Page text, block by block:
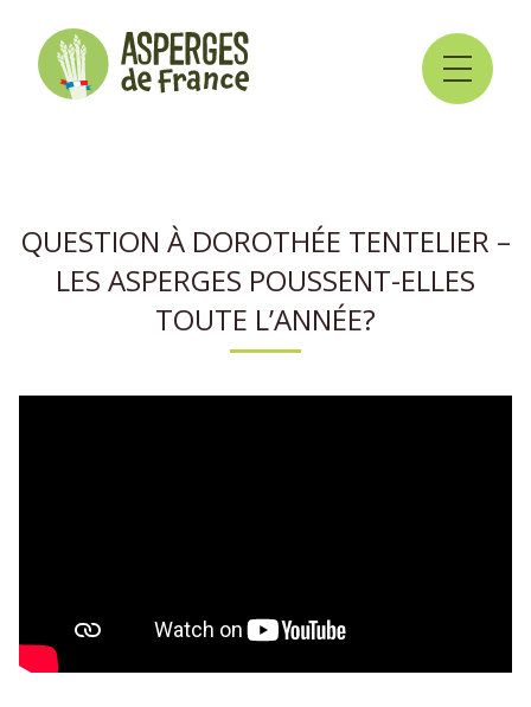
QUESTION À DOROTHÉE TENTELIER –
LES ASPERGES POUSSENT-ELLES
TOUTE L’ANNÉE?